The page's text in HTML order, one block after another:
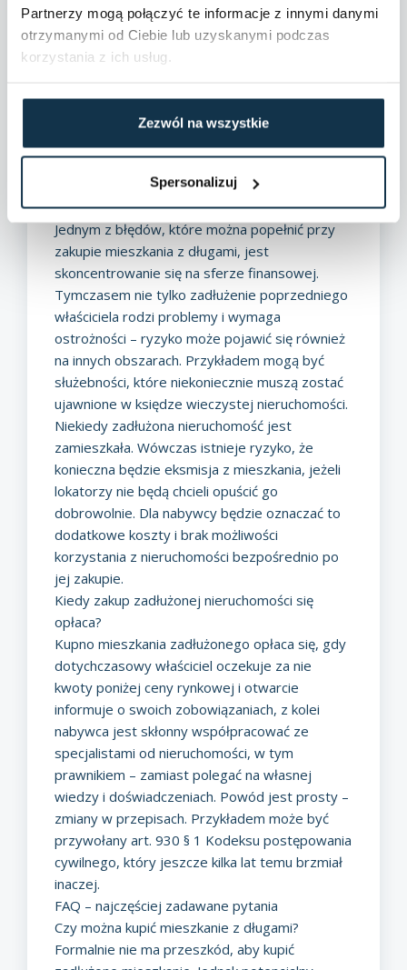
Partnerzy mogą połączyć te informacje z innymi danymi
otrzymanymi od Ciebie lub uzyskanymi podczas
korzystania z ich usług.
Zezwól na wszystkie
Spersonalizuj
spłata zobowiązań dłużnika przed zakupem
mieszkania – tę opcję warto rozważyć, gdy
zobowiązania są stosunkowo niewielkie lub
zawarcie umowy warunkowej – umowa jest
zawierana w formie aktu notarialnego i
przeniesienia własności na nabywcę, gdy ten
spłaci jego zobowiązania.
Najczęstsze błędy kupujących i jak ich uniknąć
Jednym z błędów, które można popełnić przy
zakupie mieszkania z długami, jest
skoncentrowanie się na sferze finansowej.
Tymczasem nie tylko zadłużenie poprzedniego
właściciela rodzi problemy i wymaga
ostrożności – ryzyko może pojawić się również
na innych obszarach. Przykładem mogą być
służebności, które niekoniecznie muszą zostać
ujawnione w księdze wieczystej nieruchomości.
Niekiedy zadłużona nieruchomość jest
zamieszkała. Wówczas istnieje ryzyko, że
konieczna będzie eksmisja z mieszkania, jeżeli
lokatorzy nie będą chcieli opuścić go
dobrowolnie. Dla nabywcy będzie oznaczać to
dodatkowe koszty i brak możliwości
korzystania z nieruchomości bezpośrednio po
jej zakupie.
Kiedy zakup zadłużonej nieruchomości się
opłaca?
Kupno mieszkania zadłużonego opłaca się, gdy
dotychczasowy właściciel oczekuje za nie
kwoty poniżej ceny rynkowej i otwarcie
informuje o swoich zobowiązaniach, z kolei
nabywca jest skłonny współpracować ze
specjalistami od nieruchomości, w tym
prawnikiem – zamiast polegać na własnej
wiedzy i doświadczeniach. Powód jest prosty –
zmiany w przepisach. Przykładem może być
przywołany art. 930 § 1 Kodeksu postępowania
cywilnego, który jeszcze kilka lat temu brzmiał
inaczej.
FAQ – najczęściej zadawane pytania
Czy można kupić mieszkanie z długami?
Formalnie nie ma przeszkód, aby kupić